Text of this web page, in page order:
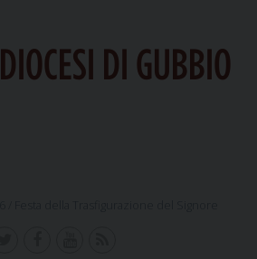
DIOCESI DI GUBBIO